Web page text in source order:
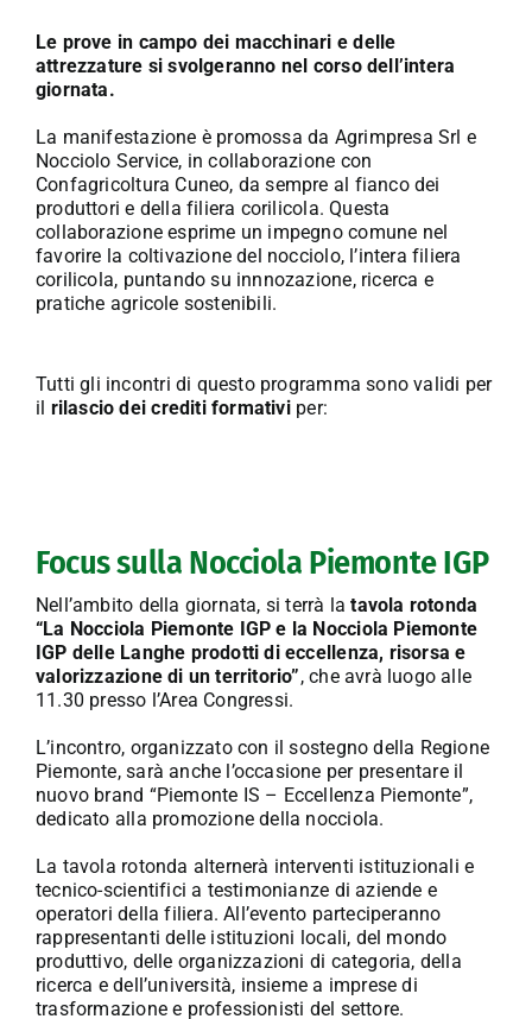
Le prove in campo dei macchinari e delle
attrezzature si svolgeranno nel corso dell’intera
giornata.
La manifestazione è promossa da Agrimpresa Srl e
Nocciolo Service, in collaborazione con
Confagricoltura Cuneo, da sempre al fianco dei
produttori e della filiera corilicola. Questa
collaborazione esprime un impegno comune nel
favorire la coltivazione del nocciolo, l’intera filiera
corilicola, puntando su innnozazione, ricerca e
pratiche agricole sostenibili.
Tutti gli incontri di questo programma sono validi per
il rilascio dei crediti formativiper:
Focus sulla Nocciola Piemonte IGP
Nell’ambito della giornata, si terrà latavola rotonda
“La Nocciola Piemonte IGP e la Nocciola Piemonte
IGP delle Langhe prodotti di eccellenza, risorsa e
valorizzazione di un territorio”, che avrà luogo alle
11.30 presso l’Area Congressi.
L’incontro, organizzato con il sostegno della Regione
Piemonte, sarà anche l’occasione per presentare il
nuovo brand “Piemonte IS – Eccellenza Piemonte”,
dedicato alla promozione della nocciola.
La tavola rotonda alternerà interventi istituzionali e
tecnico-scientifici a testimonianze di aziende e
operatori della filiera. All’evento parteciperanno
rappresentanti delle istituzioni locali, del mondo
produttivo, delle organizzazioni di categoria, della
ricerca e dell’università, insieme a imprese di
trasformazione e professionisti del settore.